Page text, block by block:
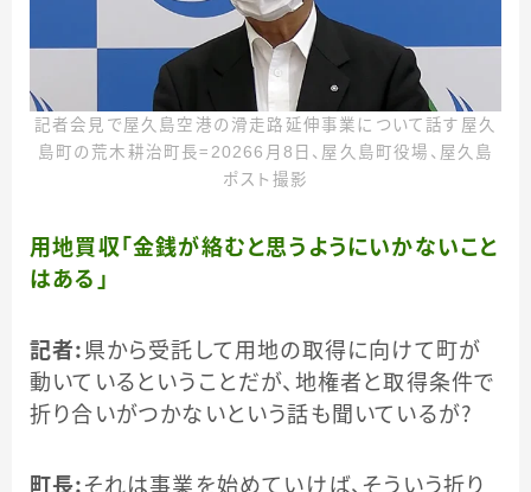
記者会見で屋久島空港の滑走路延伸事業について話す屋久
島町の荒木耕治町長＝20266月8日、屋久島町役場、屋久島
ポスト撮影
用地買収「金銭が絡むと思うようにいかないこと
はある」
記者： 県から受託して用地の取得に向けて町が
動いているということだが、地権者と取得条件で
折り合いがつかないという話も聞いているが？
町長： それは事業を始めていけば、そういう折り